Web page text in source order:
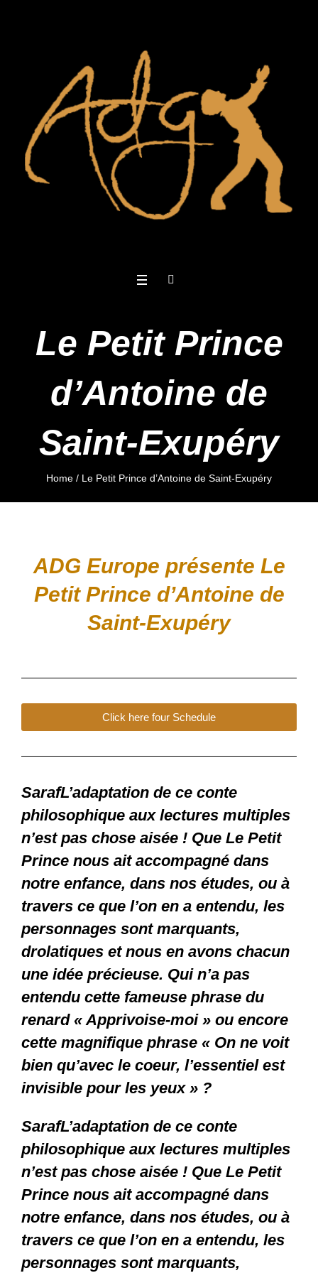
Le Petit Prince
d’Antoine de
Saint-Exupéry
Home / Le Petit Prince d’Antoine de Saint-Exupéry
ADG Europe présente Le
Petit Prince d’Antoine de
Saint-Exupéry
Click here four Schedule
SarafL’adaptation de ce conte
philosophique aux lectures multiples
n’est pas chose aisée ! Que Le Petit
Prince nous ait accompagné dans
notre enfance, dans nos études, ou à
travers ce que l’on en a entendu, les
personnages sont marquants,
drolatiques et nous en avons chacun
une idée précieuse. Qui n’a pas
entendu cette fameuse phrase du
renard « Apprivoise-moi » ou encore
cette magnifique phrase « On ne voit
bien qu’avec le coeur, l’essentiel est
invisible pour les yeux » ?
SarafL’adaptation de ce conte
philosophique aux lectures multiples
n’est pas chose aisée ! Que Le Petit
Prince nous ait accompagné dans
notre enfance, dans nos études, ou à
travers ce que l’on en a entendu, les
personnages sont marquants,